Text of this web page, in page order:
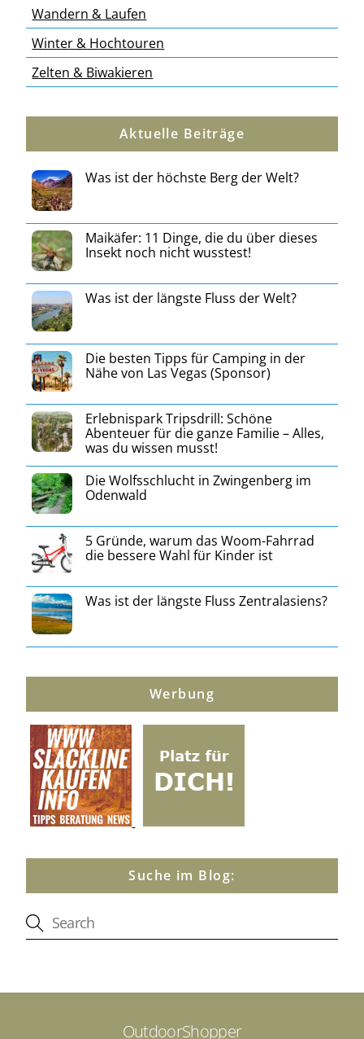
Wandern & Laufen
Winter & Hochtouren
Zelten & Biwakieren
Aktuelle Beiträge
Was ist der höchste Berg der Welt?
Maikäfer: 11 Dinge, die du über dieses
Insekt noch nicht wusstest!
Was ist der längste Fluss der Welt?
Die besten Tipps für Camping in der
Nähe von Las Vegas (Sponsor)
Erlebnispark Tripsdrill: Schöne
Abenteuer für die ganze Familie – Alles,
was du wissen musst!
Die Wolfsschlucht in Zwingenberg im
Odenwald
5 Gründe, warum das Woom-Fahrrad
die bessere Wahl für Kinder ist
Was ist der längste Fluss Zentralasiens?
Werbung
Suche im Blog:
OutdoorShopper